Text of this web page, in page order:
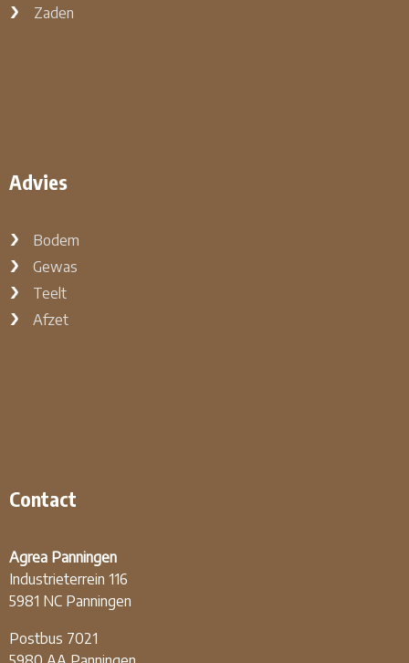
Zaden
Advies
Bodem
Gewas
Teelt
Afzet
Contact
Agrea Panningen
Industrieterrein 116
5981 NC Panningen
Postbus 7021